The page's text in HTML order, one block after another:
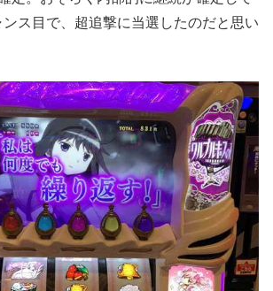
ス目で、超追撃に当選したのだと思い